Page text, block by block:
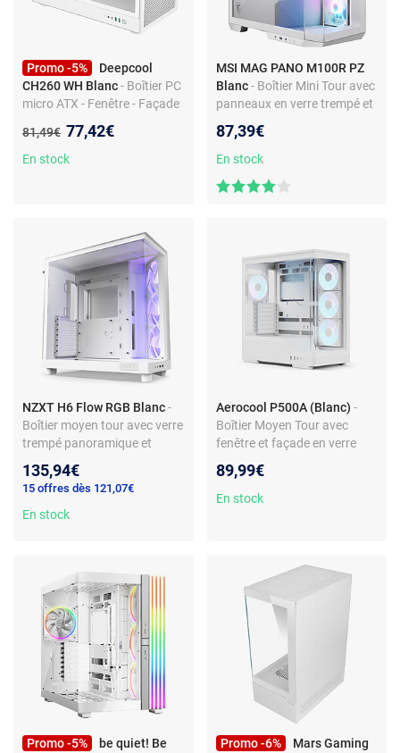
Promo -5%
Deepcool
CH260 WH Blanc- Boîtier PC
micro ATX - Fenêtre - Façade
en façade
Ancien prix :
81,49€ Nouveau prix :
77,42€
En stock
MSI MAG PANO M100R PZ
Blanc - Boîtier Mini Tour avec
panneaux en verre trempé et
Compatible MSI Project Zero
87,39€
En stock
NZXT H6 Flow RGB Blanc-
Boîtier moyen tour avec verre
trempé panoramique et
135,94€
15 offres dès 121,07€
En stock
Aerocool P500A (Blanc) -
Boîtier Moyen Tour avec
fenêtre et façade en verre
89,99€
En stock
Promo -5%
be quiet! Be
Promo -6%
Mars Gaming